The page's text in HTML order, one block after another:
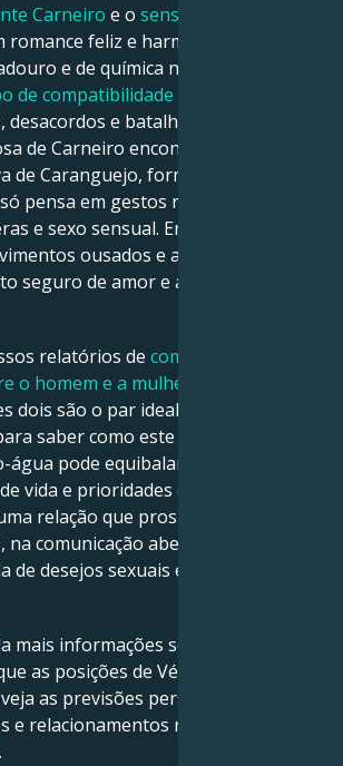
Carneiro e o sensível Caranguejo
feliz e harmonioso, de um
e de química na cama? Ou será
de compatibilidade
e batalhas de poder? A
de Carneiro encontra-se com a
Caranguejo, formando um casal
pensa em gestos românticos,
e sexo sensual. Enquanto Áries se
ousados e aventura, Câncer
seguro de amor e apoio
relatórios de compatibilidade
o homem e a mulher de Carneiro
dois são o par ideal do zodíaco.
saber como este duo de
água pode equibalancar os seus
vida e prioridades contrastantes
relação que prospere no
comunicação aberta, na
de desejos sexuais e em objectivos
mais informações sobre a sua vida
as posições de Vénus no seu
as previsões personalizadas
e relacionamentos no
.